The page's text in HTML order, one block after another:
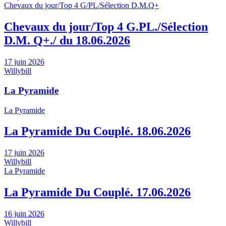
Chevaux du jour/Top 4 G/PL/Sélection D.M.Q+
Chevaux du jour/Top 4 G.PL./Sélection
D.M. Q+./ du 18.06.2026
17 juin 2026
Willybill
La Pyramide
La Pyramide
La Pyramide Du Couplé. 18.06.2026
17 juin 2026
Willybill
La Pyramide
La Pyramide Du Couplé. 17.06.2026
16 juin 2026
Willybill